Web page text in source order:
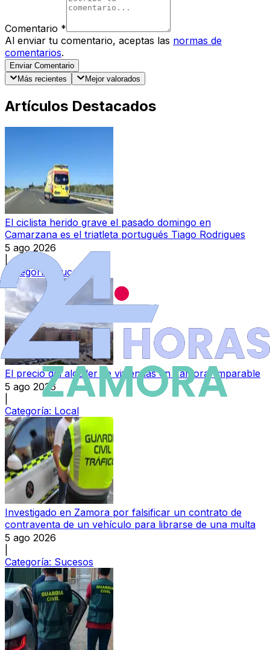
Comentario *
Al enviar tu comentario, aceptas las normas de
comentarios.
Enviar Comentario
Más recientes
Mejor valorados
Artículos Destacados
El ciclista herido grave el pasado domingo en
Camarzana es el triatleta portugués Tiago Rodrigues
5 ago 2026
Categoría:
Sucesos
El precio del alquiler de viviendas en Zamora, imparable
5 ago 2026
Categoría: Local
Investigado en Zamora por falsificar un contrato de
contraventa de un vehículo para librarse de una multa
5 ago 2026
Categoría: Sucesos